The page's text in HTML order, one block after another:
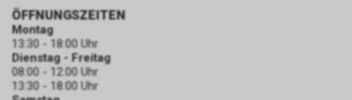
ÖFFNUNGSZEITEN
Montag
13:30 - 18:00 Uhr
Dienstag - Freitag
08:00 - 12:00 Uhr
13:30 - 18:00 Uhr